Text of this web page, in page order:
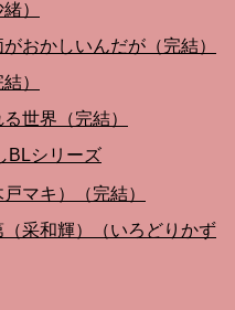
）
おかしいんだが（完結）
）
世界（完結）
BLシリーズ
マキ）（完結）
采和輝）（いろどりかず